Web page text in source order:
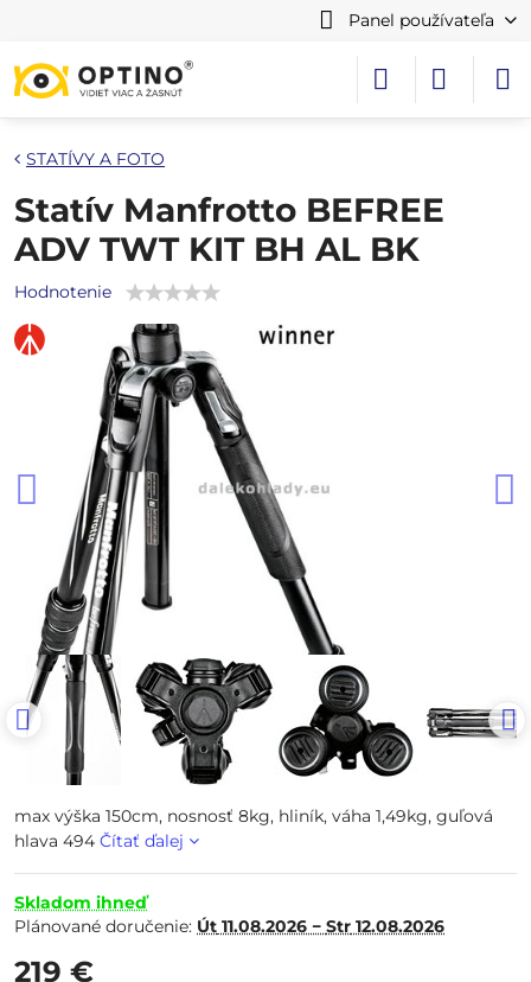
Panel používateľa
STATÍVY A FOTO
Statív Manfrotto BEFREE
ADV TWT KIT BH AL BK
Hodnotenie
max výška 150cm, nosnosť 8kg, hliník, váha 1,49kg, guľová
hlava 494 Čítať ďalej
Skladom ihneď
Plánované doručenie: Út 11.08.2026 − Str 12.08.2026
219 €